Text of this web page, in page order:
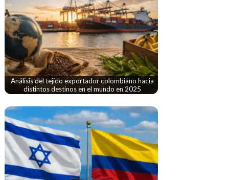
Análisis del tejido exportador colombiano hacia
distintos destinos en el mundo en 2025